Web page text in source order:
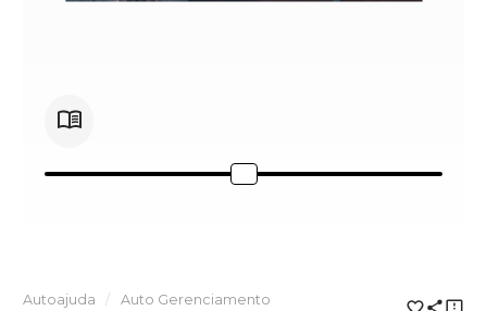
Autoajuda
Auto Gerenciamento